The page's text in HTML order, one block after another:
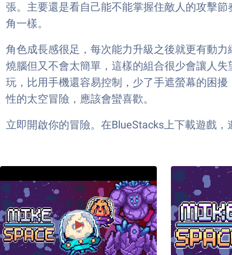
張。主要還是看自己能不能掌握住敵人的攻擊
角一樣。
角色成長感很足，每次能力升級之後就更有動
燒腦但又不會太簡單，這樣的組合很少會讓人
玩，比用手機還容易控制，少了手遮螢幕的困
性的太空冒險，應該會蠻喜歡。
立即開啟你的冒險。在BlueStacks上下載遊戲，